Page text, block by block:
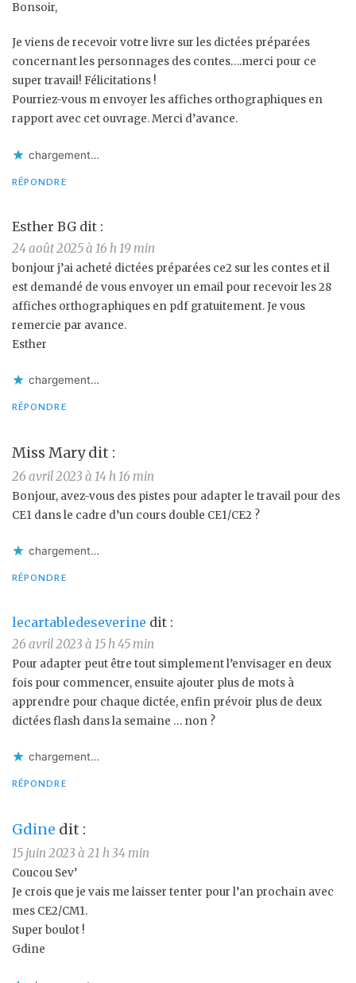
Bonsoir,
Je viens de recevoir votre livre sur les dictées préparées
concernant les personnages des contes….merci pour ce
super travail! Félicitations !
Pourriez-vous m envoyer les affiches orthographiques en
rapport avec cet ouvrage. Merci d’avance.
chargement…
RÉPONDRE
Esther BG dit :
24 août 2025 à 16 h 19 min
bonjour j’ai acheté dictées préparées ce2 sur les contes et il
est demandé de vous envoyer un email pour recevoir les 28
affiches orthographiques en pdf gratuitement. Je vous
remercie par avance.
Esther
chargement…
RÉPONDRE
Miss Mary dit :
26 avril 2023 à 14 h 16 min
Bonjour, avez-vous des pistes pour adapter le travail pour des
CE1 dans le cadre d’un cours double CE1/CE2 ?
chargement…
RÉPONDRE
lecartabledeseverine dit :
26 avril 2023 à 15 h 45 min
Pour adapter peut être tout simplement l’envisager en deux
fois pour commencer, ensuite ajouter plus de mots à
apprendre pour chaque dictée, enfin prévoir plus de deux
dictées flash dans la semaine … non ?
chargement…
RÉPONDRE
Gdine dit :
15 juin 2023 à 21 h 34 min
Coucou Sev’
Je crois que je vais me laisser tenter pour l’an prochain avec
mes CE2/CM1.
Super boulot !
Gdine